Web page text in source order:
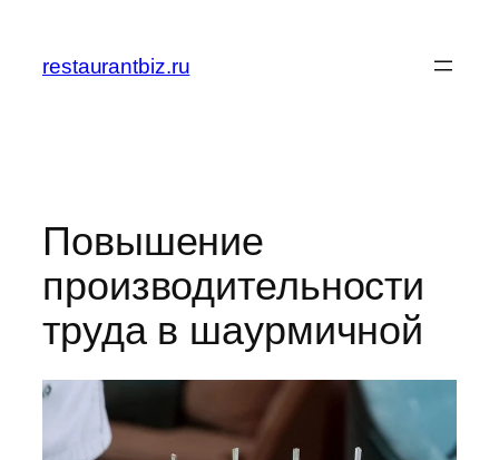
содержимому
restaurantbiz.ru
Повышение
производительности
труда в шаурмичной